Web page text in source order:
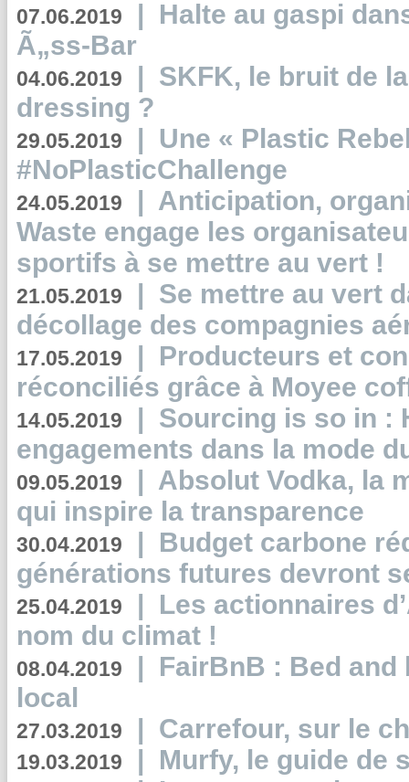
07.06.2019 | Halte au gaspi
Ã„ss-Bar
04.06.2019 | SKFK, le bruit de
dressing ?
29.05.2019 | Une « Plastic
#NoPlasticChallenge
24.05.2019 | Anticipation,
Waste engage les
sportifs à se mettre au vert !
21.05.2019 | Se mettre au vert
décollage des compagnies
17.05.2019 | Producteurs et
réconciliés grâce à Moyee
14.05.2019 | Sourcing is so in :
engagements dans la mode
09.05.2019 | Absolut Vodka, la
qui inspire la transparence
30.04.2019 | Budget carbone
générations futures devront
25.04.2019 | Les actionnaires
nom du climat !
08.04.2019 | FairBnB : Bed
local
27.03.2019 | Carrefour, sur le
19.03.2019 | Murfy, le guide de